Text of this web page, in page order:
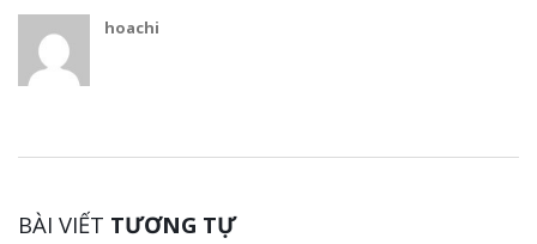
hoachi
BÀI VIẾT TƯƠNG TỰ